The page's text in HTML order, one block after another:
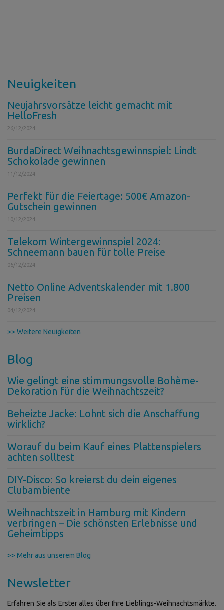
Neuigkeiten
Neujahrsvorsätze leicht gemacht mit
HelloFresh
26/12/2024
BurdaDirect Weihnachtsgewinnspiel: Lindt
Schokolade gewinnen
11/12/2024
Perfekt für die Feiertage: 500€ Amazon-
Gutschein gewinnen
10/12/2024
Telekom Wintergewinnspiel 2024:
Schneemann bauen für tolle Preise
06/12/2024
Netto Online Adventskalender mit 1.800
Preisen
04/12/2024
>> Weitere Neuigkeiten
Blog
Wie gelingt eine stimmungsvolle Bohème-
Dekoration für die Weihnachtszeit?
Beheizte Jacke: Lohnt sich die Anschaffung
wirklich?
Worauf du beim Kauf eines Plattenspielers
achten solltest
DIY-Disco: So kreierst du dein eigenes
Clubambiente
Weihnachtszeit in Hamburg mit Kindern
verbringen – Die schönsten Erlebnisse und
Geheimtipps
>> Mehr aus unserem Blog
Newsletter
Erfahren Sie als Erster alles über Ihre Lieblings-Weihnachtsmärkte.